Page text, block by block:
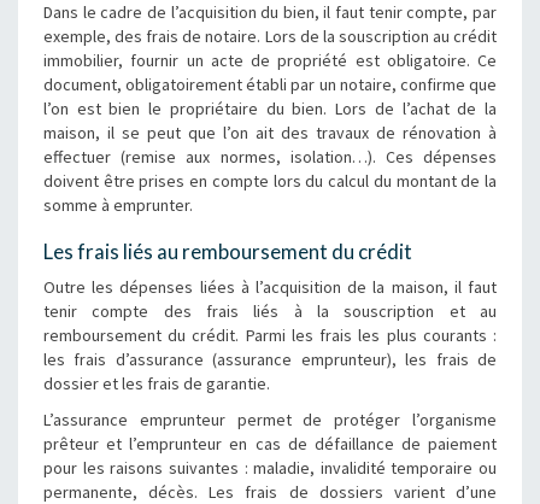
Dans le cadre de l’acquisition du bien, il faut tenir compte, par
exemple, des frais de notaire. Lors de la souscription au crédit
immobilier, fournir un acte de propriété est obligatoire. Ce
document, obligatoirement établi par un notaire, confirme que
l’on est bien le propriétaire du bien. Lors de l’achat de la
maison, il se peut que l’on ait des travaux de rénovation à
effectuer (remise aux normes, isolation…). Ces dépenses
doivent être prises en compte lors du calcul du montant de la
somme à emprunter.
Les frais liés au remboursement du crédit
Outre les dépenses liées à l’acquisition de la maison, il faut
tenir compte des frais liés à la souscription et au
remboursement du crédit. Parmi les frais les plus courants :
les frais d’assurance (assurance emprunteur), les frais de
dossier et les frais de garantie.
L’assurance emprunteur permet de protéger l’organisme
prêteur et l’emprunteur en cas de défaillance de paiement
pour les raisons suivantes : maladie, invalidité temporaire ou
permanente, décès. Les frais de dossiers varient d’une